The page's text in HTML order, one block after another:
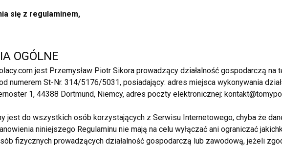
się z regulaminem,
OGÓLNE
jest Przemysław Piotr Sikora prowadzący działalność gospodarczą na
numerem St-Nr. 314/5176/5031, posiadający: adres miejsca wykonywania
1, 44388 Dortmund, Niemcy, adres poczty elektronicznej:
jest do wszystkich osób korzystających z Serwisu Internetowego, chyba że
niniejszego Regulaminu nie mają na celu wyłączać ani ograniczać
fizycznych prowadzących działalność gospodarczą lub zawodową, jeżeli